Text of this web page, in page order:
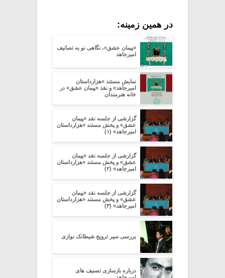
در همین زمینه:
«پیمان عشق»، نگاهی نو به تصانیف
امیرجاهد
نمایش مستند «هزارداستان
امیرجاهد» و نقد «پیمان عشق» در
خانه هنرمندان
گزارشی از جلسه نقد «پیمان
عشق» و پخش مستند «هزارداستان
امیرجاهد» (۱)
گزارشی از جلسه نقد «پیمان
عشق» و پخش مستند «هزارداستان
امیرجاهد» (۲)
گزارشی از جلسه نقد «پیمان
عشق» و پخش مستند «هزارداستان
امیرجاهد» (۳)
بررسی سیر ترویج شیطانک نوازی
درباره بازسازی تصنیف های